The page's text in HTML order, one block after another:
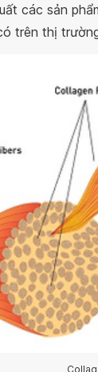
các sản
trên thị